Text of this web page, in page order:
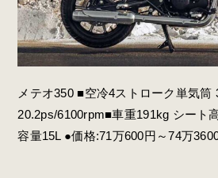
メテオ350 ■空冷4ストローク単気筒
20.2ps/6100rpm■車重191kg シート
容量15L ●価格:71万600円～74万